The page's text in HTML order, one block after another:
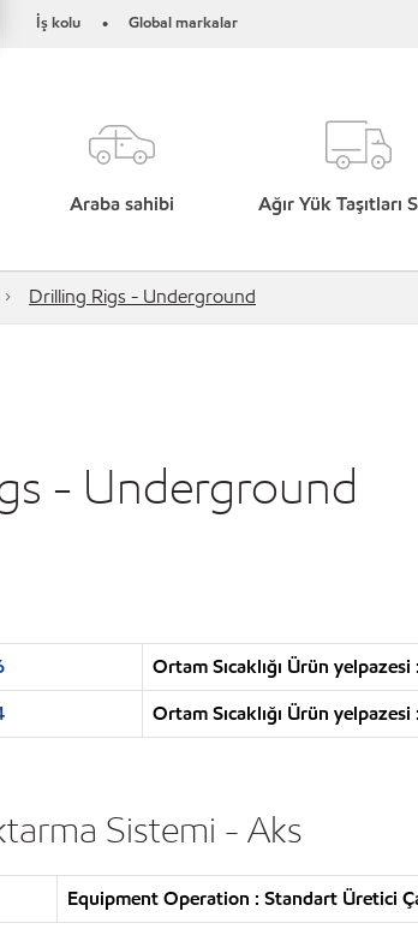
İş kolu • Global markalar
Araba sahibi Ağır Yük Taşıtları
Drilling Rigs - Underground
- Underground
Ortam Sıcaklığı Ürün
Ortam Sıcaklığı Ürün
Sistemi - Aks
Equipment Operation : Standart Üretici